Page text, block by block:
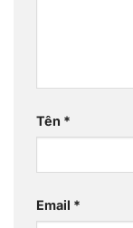
Tên *
Email *